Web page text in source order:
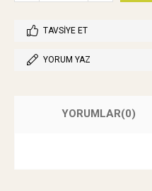
TAVSIYE ET
YORUM YAZ
YORUMLAR(0)